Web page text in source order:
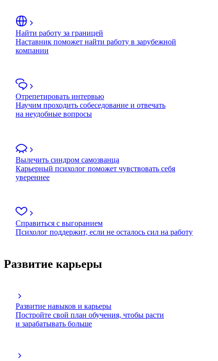
Найти работу за границей
Наставник поможет найти работу в зарубежной
компании
Отрепетировать интервью
Научим проходить собеседование и отвечать
на неудобные вопросы
Вылечить синдром самозванца
Карьерный психолог поможет чувствовать себя
увереннее
Справиться с выгоранием
Психолог поддержит, если не осталось сил на работу
Развитие карьеры
Развитие навыков и карьеры
Постройте свой план обучения, чтобы расти
и зарабатывать больше